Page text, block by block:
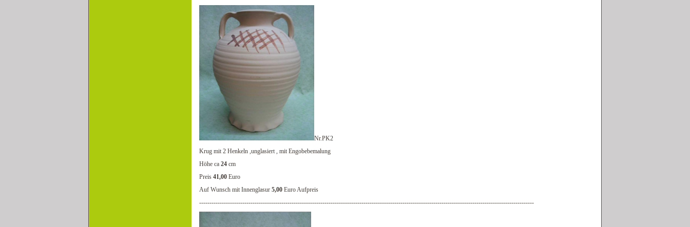
Nr.PK2
Krug mit 2 Henkeln ,unglasiert , mit Engobebemalung
Höhe ca 24 cm
Preis 41,00 Euro
Auf Wunsch mit Innenglasur 5,00 Euro Aufpreis
-------------------------------------------------------------------------------------------------------------------------------------------------------------------